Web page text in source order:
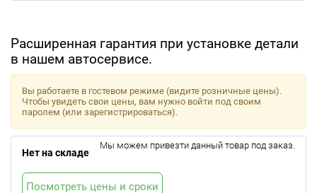
Расширенная гарантия при установке детали
в нашем автосервисе.
Вы работаете в гостевом режиме (видите розничные цены).
Чтобы увидеть свои цены, вам нужно войти под своим
паролем (или зарегистрироваться).
Нет на складе
Мы можем привезти данный товар под заказ.
Посмотреть цены и сроки